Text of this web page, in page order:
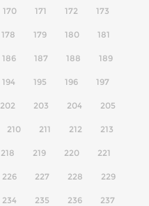
170 171 172 173
178 179 180 181
186 187 188 189
194 195 196 197
202 203 204 205
210 211 212 213
218 219 220 221
226 227 228 229
234 235 236 237